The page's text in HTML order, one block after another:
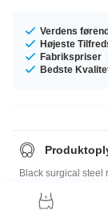
Verdens
Højeste
Fabrikspriser
Bedste
Black surgical steel
stylish look. Wear it